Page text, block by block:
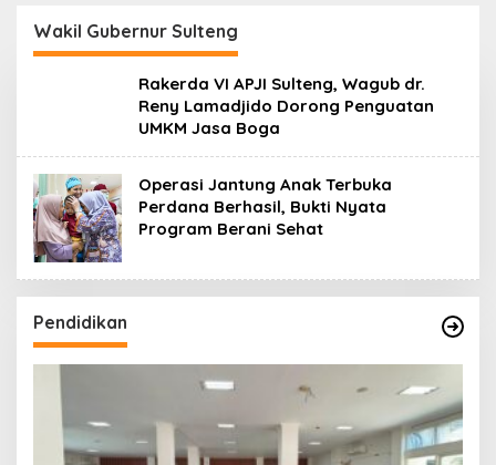
Wakil Gubernur Sulteng
Rakerda VI APJI Sulteng, Wagub dr.
Reny Lamadjido Dorong Penguatan
UMKM Jasa Boga
Operasi Jantung Anak Terbuka
Perdana Berhasil, Bukti Nyata
Program Berani Sehat
Pendidikan